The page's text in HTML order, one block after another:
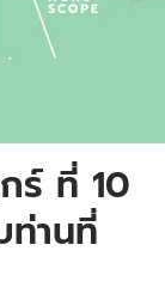
ร์ ที่ 10
านที่